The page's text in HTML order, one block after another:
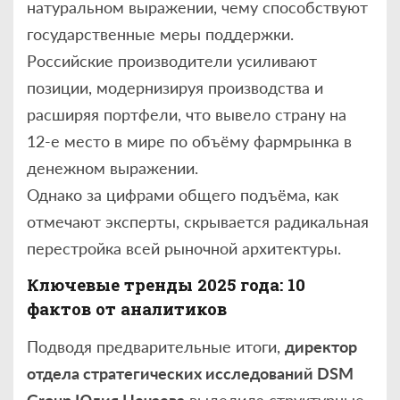
натуральном выражении, чему способствуют
государственные меры поддержки.
Российские производители усиливают
позиции, модернизируя производства и
расширяя портфели, что вывело страну на
12-е место в мире по объёму фармрынка в
денежном выражении.
Однако за цифрами общего подъёма, как
отмечают эксперты, скрывается радикальная
перестройка всей рыночной архитектуры.
Ключевые тренды 2025 года: 10
фактов от аналитиков
Подводя предварительные итоги, директор
отдела стратегических исследований DSM